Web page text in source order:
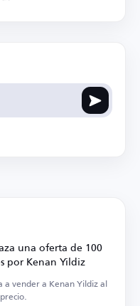
una oferta de 100
por Kenan Yildiz
a vender a Kenan Yildiz al